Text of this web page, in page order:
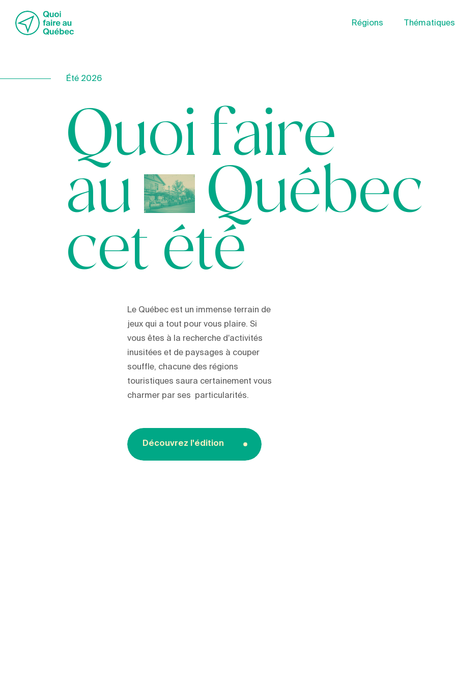
Régions Thématiques
Été 2026
Quoi faire
au
Québec
cet été
Le Québec est un immense terrain de
jeux qui a tout pour vous plaire. Si
vous êtes à la recherche d'activités
inusitées et de paysages à couper
souffle, chacune des régions
touristiques saura certainement vous
charmer par ses particularités.
Découvrez l'édition